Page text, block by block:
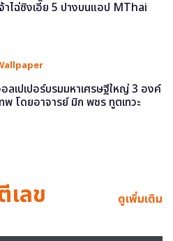
าไฉ่ซิงเอี๊ย 5 ปางบนแอป MThai
ลเปเปอร์บรมมหาเศรษฐีใหญ่ 3 องค์
พ โดยอาจารย์ มิก พชร ทูตเทวะ
ลข ดูเพิ่มเติม